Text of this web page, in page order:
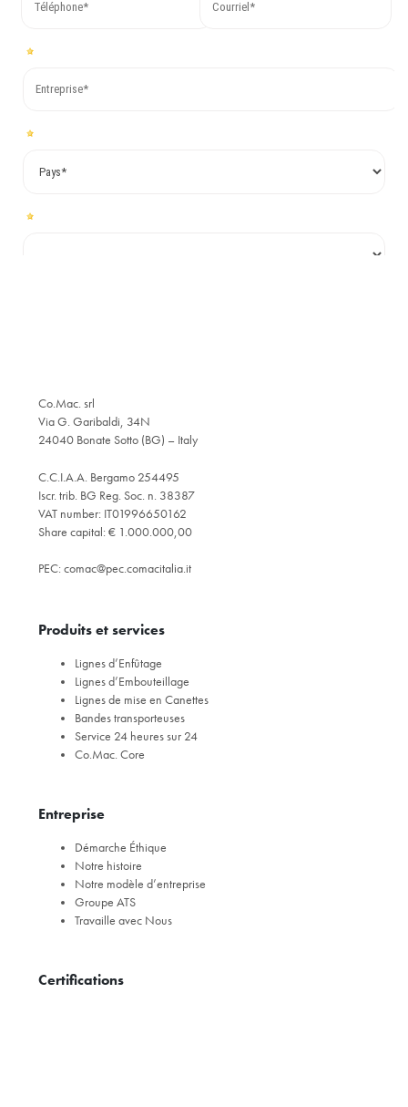
Co.Mac. srl
Via G. Garibaldi, 34N
24040 Bonate Sotto (BG) – Italy
C.C.I.A.A. Bergamo 254495
Iscr. trib. BG Reg. Soc. n. 38387
VAT number: IT01996650162
Share capital: € 1.000.000,00
PEC: comac@pec.comacitalia.it
Produits et services
Lignes d’Enfûtage
Lignes d’Embouteillage
Lignes de mise en Canettes
Bandes transporteuses
Service 24 heures sur 24
Co.Mac. Core
Entreprise
Démarche Éthique
Notre histoire
Notre modèle d’entreprise
Groupe ATS
Travaille avec Nous
Certifications